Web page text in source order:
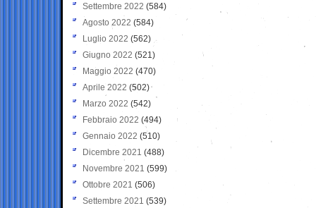
Settembre 2022 (584)
Agosto 2022 (584)
Luglio 2022 (562)
Giugno 2022 (521)
Maggio 2022 (470)
Aprile 2022 (502)
Marzo 2022 (542)
Febbraio 2022 (494)
Gennaio 2022 (510)
Dicembre 2021 (488)
Novembre 2021 (599)
Ottobre 2021 (506)
Settembre 2021 (539)